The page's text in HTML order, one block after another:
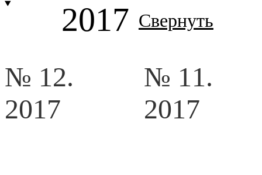
2017 Свернуть
№ 12.
2017
№ 11.
2017